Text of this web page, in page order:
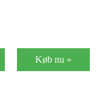
Køb nu »